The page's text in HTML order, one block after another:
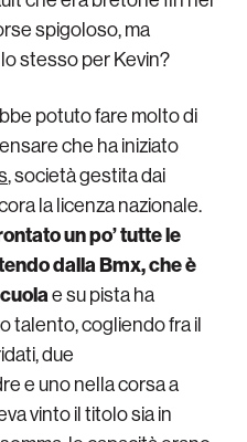
spigoloso, ma
stesso per Kevin?
potuto fare molto di
che ha iniziato
, società gestita dai
la licenza nazionale.
un po’ tutte le
dalla Bmx, che è
e su pista ha
talento, cogliendo fra il
due
e uno nella corsa a
vinto il titolo sia in